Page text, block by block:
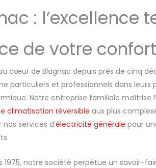
: l’excellence
de votre confort
cœur de Blagnac depuis près de cinq
particuliers et professionnels dans leurs
Notre entreprise familiale maîtrise
climatisation réversible aux plus
services d’électricité générale pour
1975, notre société perpétue un savoir-